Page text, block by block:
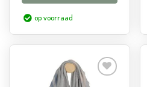
op voorraad